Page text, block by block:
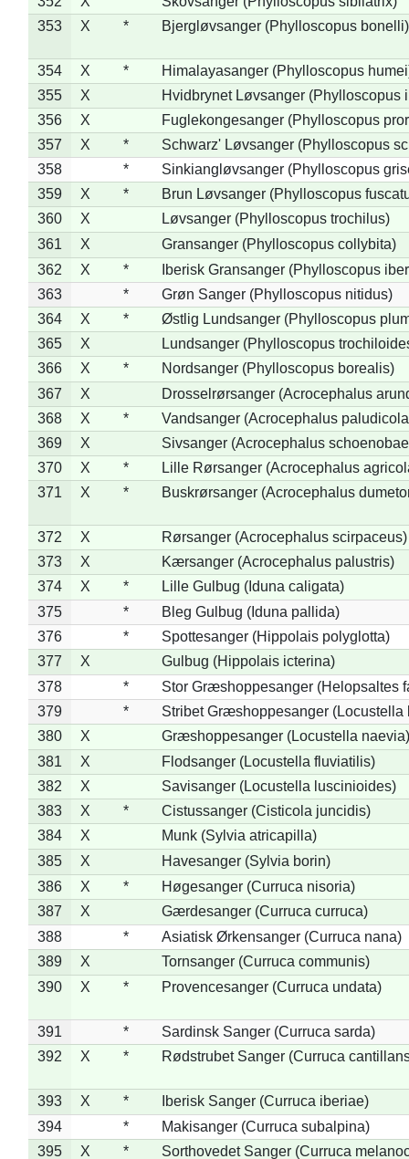
353
X * Bjergløvsanger (Phylloscopus bonelli)
354 X *
Himalayasanger (Phylloscopus
355
X
Hvidbrynet Løvsanger (Phylloscopus
356
X
Fuglekongesanger (Phylloscopus
357
X *
Schwarz' Løvsanger (Phylloscopus
358
*
Sinkiangløvsanger (Phylloscopus
359
X *
Brun Løvsanger (Phylloscopus
360
X
Løvsanger (Phylloscopus trochilus)
361
X
Gransanger (Phylloscopus collybita)
362
X *
Iberisk Gransanger (Phylloscopus
363
*
Grøn Sanger (Phylloscopus nitidus)
364
X *
Østlig Lundsanger (Phylloscopus
365
X
Lundsanger (Phylloscopus
366
X *
Nordsanger (Phylloscopus borealis)
367
X
Drosselrørsanger (Acrocephalus
368
X *
Vandsanger (Acrocephalus
369
X
Sivsanger (Acrocephalus
370
X *
Lille Rørsanger (Acrocephalus
371
X * Buskrørsanger (Acrocephalus
372 X
Rørsanger (Acrocephalus scirpaceus)
373
X
Kærsanger (Acrocephalus palustris)
374
X *
Lille Gulbug (Iduna caligata)
375
*
Bleg Gulbug (Iduna pallida)
376
*
Spottesanger (Hippolais polyglotta)
377
X
Gulbug (Hippolais icterina)
378
*
Stor Græshoppesanger (Helopsaltes
379
*
Stribet Græshoppesanger (Locustella
380
X
Græshoppesanger (Locustella naevia)
381
X
Flodsanger (Locustella fluviatilis)
382
X
Savisanger (Locustella luscinioides)
383
X *
Cistussanger (Cisticola juncidis)
384
X
Munk (Sylvia atricapilla)
385
X
Havesanger (Sylvia borin)
386
X *
Høgesanger (Curruca nisoria)
387
X
Gærdesanger (Curruca curruca)
388
*
Asiatisk Ørkensanger (Curruca nana)
389
X
Tornsanger (Curruca communis)
390
X * Provencesanger (Curruca undata)
391 *
Sardinsk Sanger (Curruca sarda)
392
X * Rødstrubet Sanger (Curruca
393 X *
Iberisk Sanger (Curruca iberiae)
394
*
Makisanger (Curruca subalpina)
395
X *
Sorthovedet Sanger (Curruca